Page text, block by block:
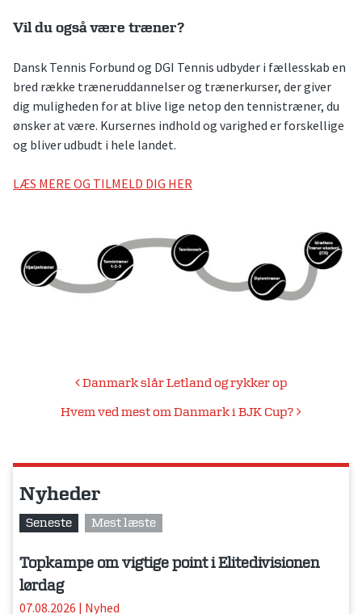
Vil du også være træner?
Dansk Tennis Forbund og DGI Tennis udbyder i fællesskab en
bred række træneruddannelser og trænerkurser, der giver
dig muligheden for at blive lige netop den tennistræner, du
ønsker at være. Kursernes indhold og varighed er forskellige
og bliver udbudt i hele landet.
LÆS MERE OG TILMELD DIG HER
Indlægsnavigation
Danmark slår Letland og rykker op
Hvem ved mest om Danmark i BJK Cup?
Nyheder
Seneste Mest læste
Topkampe om vigtige point i Elitedivisionen
lørdag
07.08.2026 | Nyhed